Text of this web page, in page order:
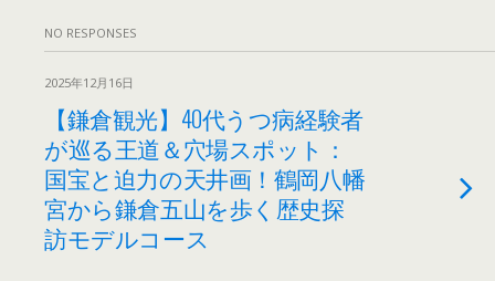
NO RESPONSES
2025年12月16日
【鎌倉観光】40代うつ病経験者
が巡る王道＆穴場スポット：
国宝と迫力の天井画！鶴岡八幡
宮から鎌倉五山を歩く歴史探
訪モデルコース